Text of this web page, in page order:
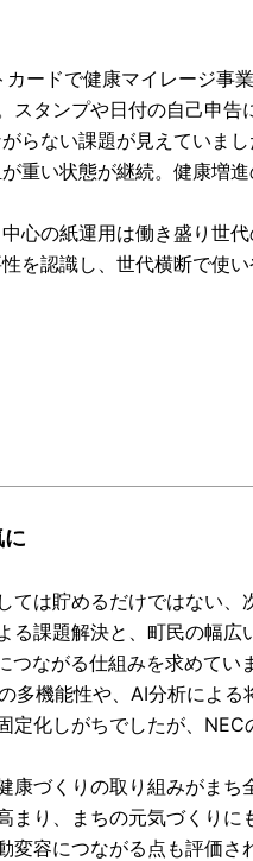
ードで健康マイレージ事
タンプや日付の自己申告
らない課題が見えていま
重い状態が継続。健康増
心の紙運用は働き盛り世
を認識し、世代横断で使
は貯めるだけではない、
課題解決と、町民の幅
ながる仕組みを求めてい
機能性や、AI分析によ
化しがちでしたが、
づくりの取り組みがま
り、まちの元気づくりに
容につながる点も評価さ